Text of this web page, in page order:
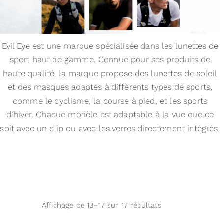
Evil Eye est une marque spécialisée dans les lunettes de
sport haut de gamme. Connue pour ses produits de
haute qualité, la marque propose des lunettes de soleil
et des masques adaptés à différents types de sports,
comme le cyclisme, la course à pied, et les sports
d’hiver. Chaque modèle est adaptable à la vue que ce
soit avec un clip ou avec les verres directement intégrés.
Affichage de 13–17 sur 17 résultats